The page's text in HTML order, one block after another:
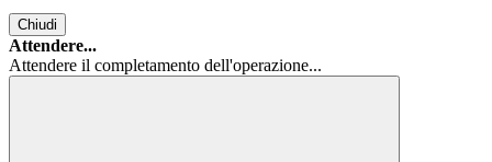
Chiudi
Attendere...
Attendere il completamento dell'operazione...